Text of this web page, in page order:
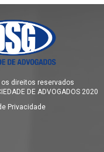
direitos reservados
DE ADVOGADOS 2020
Privacidade